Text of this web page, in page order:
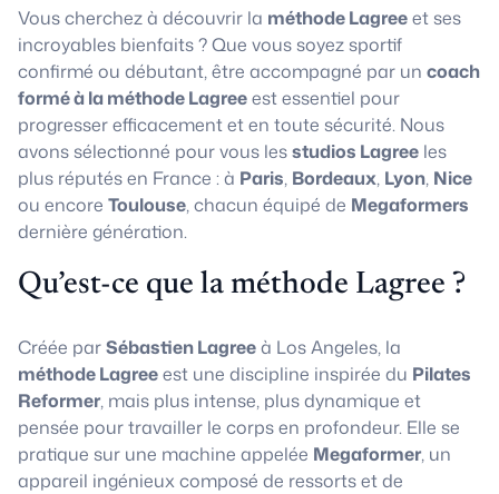
Vous cherchez à découvrir la méthode Lagreeet ses
incroyables bienfaits ? Que vous soyez sportif
confirmé ou débutant, être accompagné par un coach
formé à la méthode Lagreeest essentiel pour
progresser efficacement et en toute sécurité. Nous
avons sélectionné pour vous lesstudios Lagree les
plus réputés en France : à Paris, Bordeaux, Lyon, Nice
ou encore Toulouse, chacun équipé de Megaformers
dernière génération.
Qu’est-ce que la méthode Lagree ?
Créée parSébastien Lagreeà Los Angeles, la
méthode Lagreeest une discipline inspirée du Pilates
Reformer, mais plus intense, plus dynamique et
pensée pour travailler le corps en profondeur. Elle se
pratique sur une machine appelée Megaformer, un
appareil ingénieux composé de ressorts et de